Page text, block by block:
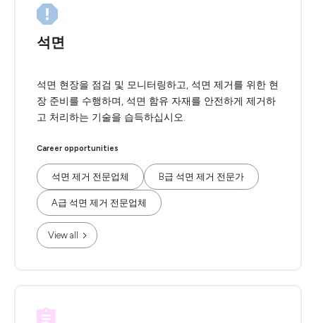
석면
석면 현장을 점검 및 모니터링하고, 석면 제거를 위한 현
장 준비를 수행하며, 석면 함유 자재를 안전하게 제거하
고 처리하는 기술을 습득하십시오.
Career opportunities
석면 제거 전문업체 B급 석면 제거 전문가
A급 석면 제거 전문업체
View all